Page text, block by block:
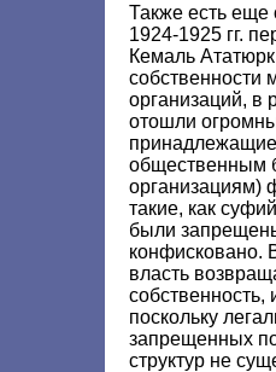
Также есть
1924-1925 гг.
Кемаль
собственности
организаций, в
отошли
общественным
организациям)
такие, как
были
конфисковано.
власть
собственность,
поскольку
запрещенных
структур не